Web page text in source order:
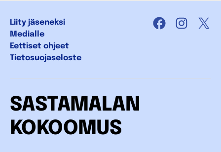
Liity jäseneksi
Medialle
Eettiset ohjeet
Tietosuojaseloste
Facebook X
SASTAMALAN
KOKOOMUS